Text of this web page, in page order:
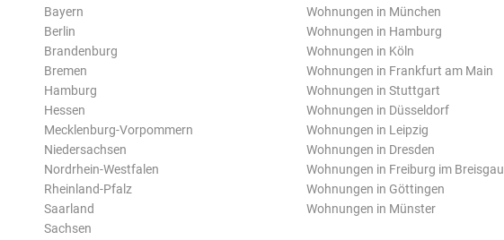
Bayern
Berlin
Brandenburg
Bremen
Hamburg
Hessen
Mecklenburg-Vorpommern
Niedersachsen
Nordrhein-Westfalen
Rheinland-Pfalz
Saarland
Sachsen
Wohnungen in München
Wohnungen in Hamburg
Wohnungen in Köln
Wohnungen in Frankfurt am Main
Wohnungen in Stuttgart
Wohnungen in Düsseldorf
Wohnungen in Leipzig
Wohnungen in Dresden
Wohnungen in Freiburg im Breisgau
Wohnungen in Göttingen
Wohnungen in Münster